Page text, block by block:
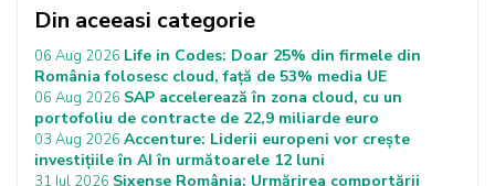
Din aceeasi categorie
06 Aug 2026 Life in Codes: Doar 25% din firmele din
România folosesc cloud, față de 53% media UE
06 Aug 2026 SAP accelerează în zona cloud, cu un
portofoliu de contracte de 22,9 miliarde euro
03 Aug 2026 Accenture: Liderii europeni vor crește
investițiile în AI în următoarele 12 luni
31 Iul 2026 Sixense România: Urmărirea comportării